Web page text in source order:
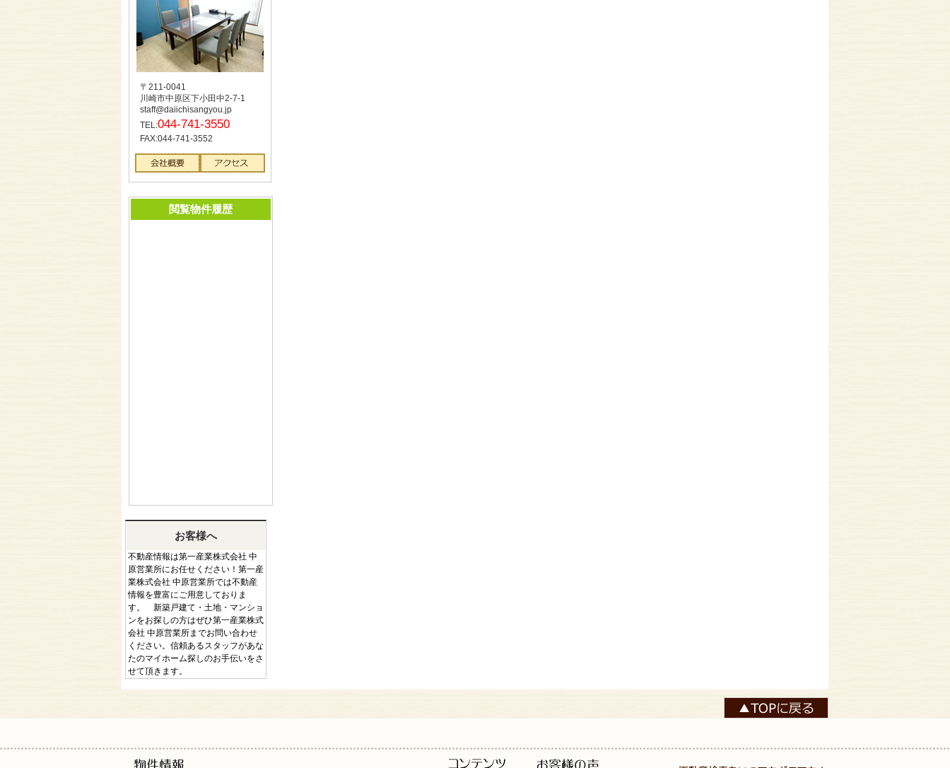
〒211-0041
川崎市中原区下小田中2-7-1
staff@daiichisangyou.jp
TEL:044-741-3550
FAX:044-741-3552
閲覧物件履歴
お客様へ
不動産情報は第一産業株式会社 中
原営業所にお任せください！第一産
業株式会社 中原営業所では不動産
情報を豊富にご用意しておりま
す。 新築戸建て・土地・マンショ
ンをお探しの方はぜひ第一産業株式
会社 中原営業所までお問い合わせ
ください。信頼あるスタッフがあな
たのマイホーム探しのお手伝いをさ
せて頂きます。